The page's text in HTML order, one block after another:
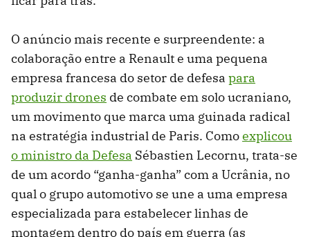
O anúncio mais recente e surpreendente: a
colaboração entre a Renault e uma pequena
empresa francesa do setor de defesa para
produzir drones de combate em solo ucraniano,
um movimento que marca uma guinada radical
na estratégia industrial de Paris. Comoexplicou
o ministro da Defesa Sébastien Lecornu, trata-se
de um acordo “ganha-ganha” com a Ucrânia, no
qual o grupo automotivo se une a uma empresa
especializada para estabelecer linhas de
montagem dentro do país em guerra (as